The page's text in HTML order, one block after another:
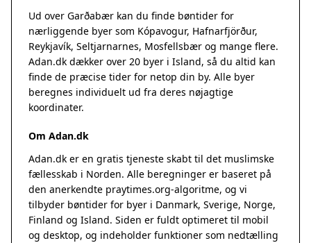
Ud over Garðabær kan du finde bøntider for
nærliggende byer som Kópavogur, Hafnarfjörður,
Reykjavík, Seltjarnarnes, Mosfellsbær og mange flere.
Adan.dk dækker over 20 byer i Island, så du altid kan
finde de præcise tider for netop din by. Alle byer
beregnes individuelt ud fra deres nøjagtige
koordinater.
Om Adan.dk
Adan.dk er en gratis tjeneste skabt til det muslimske
fællesskab i Norden. Alle beregninger er baseret på
den anerkendte praytimes.org-algoritme, og vi
tilbyder bøntider for byer i Danmark, Sverige, Norge,
Finland og Island. Siden er fuldt optimeret til mobil
og desktop, og indeholder funktioner som nedtælling